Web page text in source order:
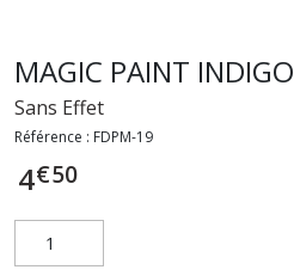
MAGIC PAINT INDIGO
Sans Effet
Référence : FDPM-19
4€50